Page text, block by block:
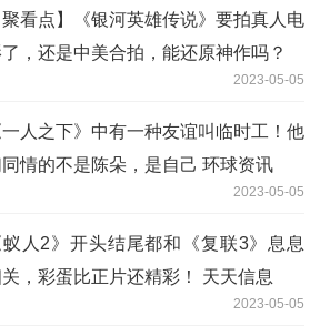
聚看点】《银河英雄传说》要拍真人电
，还是中美合拍，能还原神作吗？
2023-05-05
一人之下》中有一种友谊叫临时工！他
情的不是陈朵，是自己 环球资讯
2023-05-05
蚁人2》开头结尾都和《复联3》息息
，彩蛋比正片还精彩！ 天天信息
2023-05-05